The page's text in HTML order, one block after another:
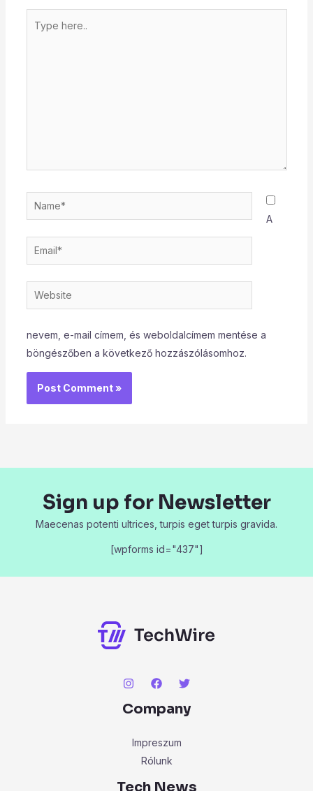
here..
Name*
Email*
Website
A
nevem, e-mail címem, és weboldalcímem mentése a
böngészőben a következő hozzászólásomhoz.
Sign up for Newsletter
Maecenas potenti ultrices, turpis eget turpis gravida.
[wpforms id="437"]
Company
Impreszum
Rólunk
Tech News